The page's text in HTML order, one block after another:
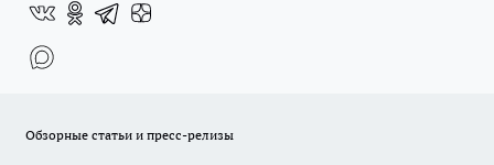
Обзорные статьи и пресс-релизы